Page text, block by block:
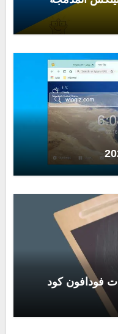
فودافون كود